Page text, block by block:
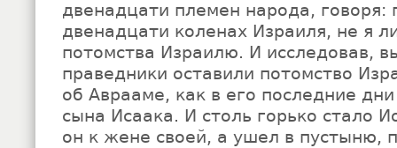
двенадцати племен народа, говоря:
двенадцати коленах Израиля, не я
потомства Израилю. И исследовав,
праведники оставили потомство
об Аврааме, как в его последние
сына Исаака. И столь горько стало
он к жене своей, а ушел в пустыню,